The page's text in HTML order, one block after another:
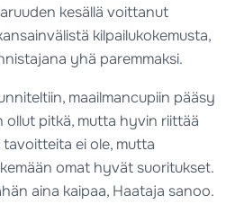
kesällä voittanut
kilpailukokemusta,
yhä paremmaksi.
maailmancupiin pääsy
ollut pitkä, mutta hyvin riittää
tavoitteita ei ole, mutta
omat hyvät suoritukset.
aina kaipaa, Haataja sanoo.